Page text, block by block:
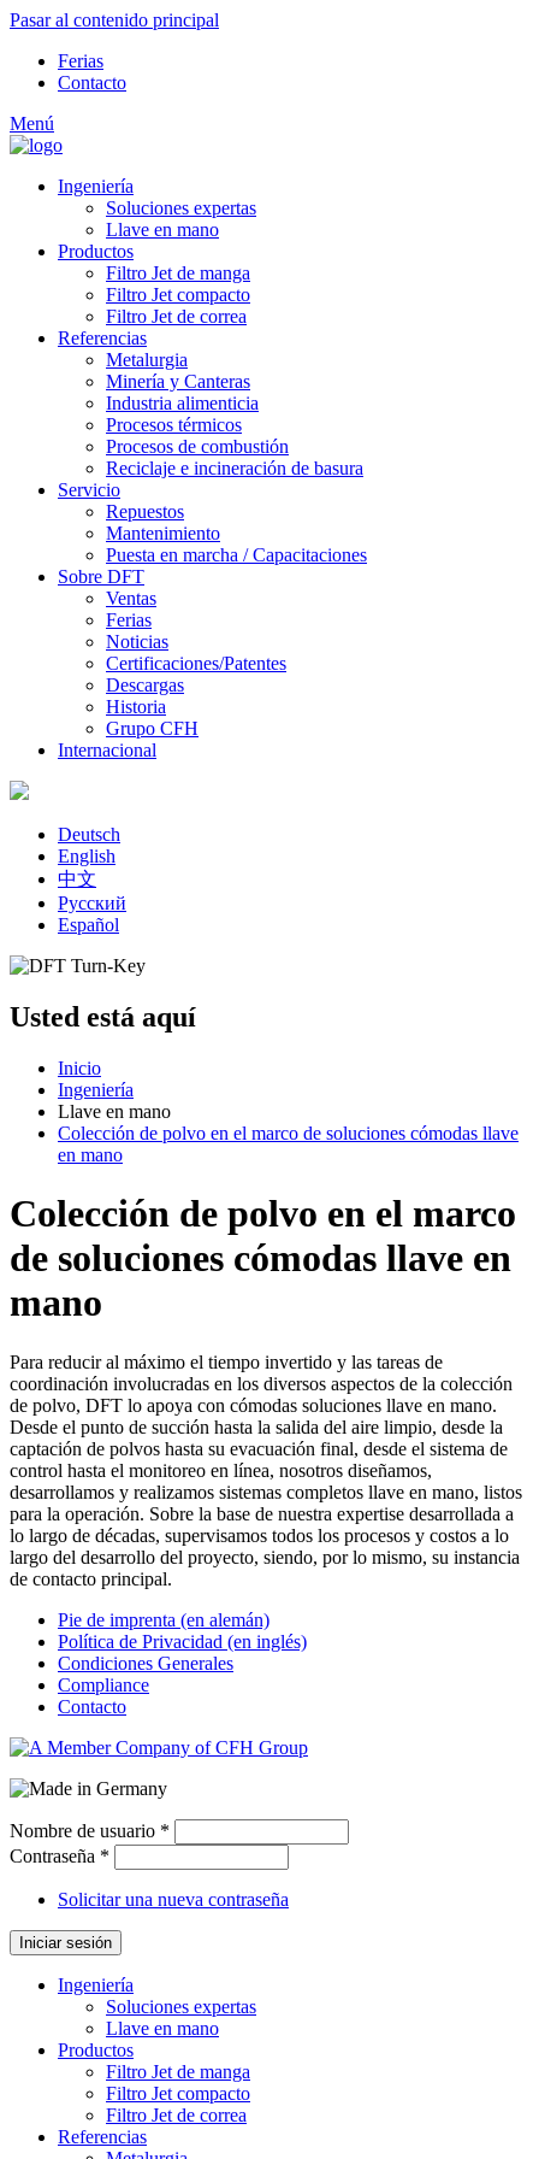
Pasar al contenido principal
Ferias
Contacto
Menú
Ingeniería
Soluciones expertas
Llave en mano
Productos
Filtro Jet de manga
Filtro Jet compacto
Filtro Jet de correa
Referencias
Metalurgia
Minería y Canteras
Industria alimenticia
Procesos térmicos
Procesos de combustión
Reciclaje e incineración de basura
Servicio
Repuestos
Mantenimiento
Puesta en marcha / Capacitaciones
Sobre DFT
Ventas
Ferias
Noticias
Certificaciones/Patentes
Descargas
Historia
Grupo CFH
Internacional
Deutsch
English
中文
Русский
Español
Usted está aquí
Inicio
Ingeniería
Llave en mano
Colección de polvo en el marco de soluciones cómodas llave
en mano
Colección de polvo en el marco
de soluciones cómodas llave en
mano
Para reducir al máximo el tiempo invertido y las tareas de
coordinación involucradas en los diversos aspectos de la colección
de polvo, DFT lo apoya con cómodas soluciones llave en mano.
Desde el punto de succión hasta la salida del aire limpio, desde la
captación de polvos hasta su evacuación final, desde el sistema de
control hasta el monitoreo en línea, nosotros diseñamos,
desarrollamos y realizamos sistemas completos llave en mano, listos
para la operación. Sobre la base de nuestra expertise desarrollada a
lo largo de décadas, supervisamos todos los procesos y costos a lo
largo del desarrollo del proyecto, siendo, por lo mismo, su instancia
de contacto principal.
Pie de imprenta (en alemán)
Política de Privacidad (en inglés)
Condiciones Generales
Compliance
Contacto
Nombre de usuario *
Contraseña *
Solicitar una nueva contraseña
Iniciar sesión
Ingeniería
Soluciones expertas
Llave en mano
Productos
Filtro Jet de manga
Filtro Jet compacto
Filtro Jet de correa
Referencias